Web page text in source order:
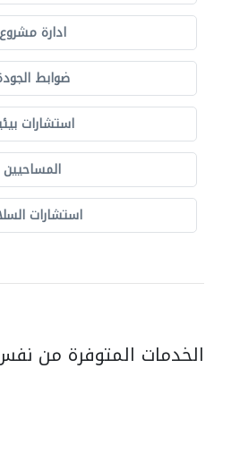
ادارة مشروع
ضوابط
استشارات
المساحيين
استشارات
الخدمات المتوفرة من